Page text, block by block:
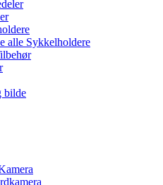
alle Sykkelholdere
bilde